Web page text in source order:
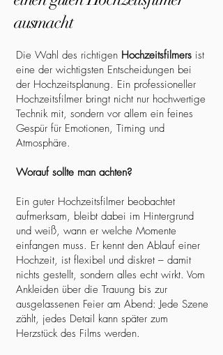
ausmacht
Die Wahl des richtigen Hochzeitsfilmers ist
eine der wichtigsten Entscheidungen bei
der Hochzeitsplanung. Ein professioneller
Hochzeitsfilmer bringt nicht nur hochwertige
Technik mit, sondern vor allem ein feines
Gespür für Emotionen, Timing und
Atmosphäre.
Worauf sollte man achten?
Ein guter Hochzeitsfilmer beobachtet
aufmerksam, bleibt dabei im Hintergrund
und weiß, wann er welche Momente
einfangen muss. Er kennt den Ablauf einer
Hochzeit, ist flexibel und diskret – damit
nichts gestellt, sondern alles echt wirkt. Vom
Ankleiden über die Trauung bis zur
ausgelassenen Feier am Abend: Jede Szene
zählt, jedes Detail kann später zum
Herzstück des Films werden.